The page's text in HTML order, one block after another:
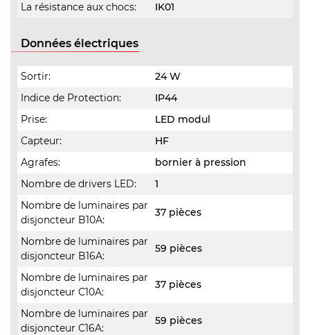
La résistance aux chocs:
IK01
Données électriques
Sortir:
24 W
Indice de Protection:
IP44
Prise:
LED modul
Capteur:
HF
Agrafes:
bornier à pression
Nombre de drivers LED:
1
Nombre de luminaires par
disjoncteur B10A:
37 pièces
Nombre de luminaires par
disjoncteur B16A:
59 pièces
Nombre de luminaires par
disjoncteur C10A:
37 pièces
Nombre de luminaires par
disjoncteur C16A:
59 pièces